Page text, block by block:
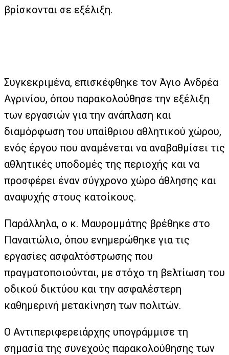
βρίσκονται σε εξέλιξη.
Συγκεκριμένα, επισκέφθηκε τον Άγιο Ανδρέα
Αγρινίου, όπου παρακολούθησε την εξέλιξη
των εργασιών για την ανάπλαση και
διαμόρφωση του υπαίθριου αθλητικού χώρου,
ενός έργου που αναμένεται να αναβαθμίσει τις
αθλητικές υποδομές της περιοχής και να
προσφέρει έναν σύγχρονο χώρο άθλησης και
αναψυχής στους κατοίκους.
Παράλληλα, ο κ. Μαυρομμάτης βρέθηκε στο
Παναιτώλιο, όπου ενημερώθηκε για τις
εργασίες ασφαλτόστρωσης που
πραγματοποιούνται, με στόχο τη βελτίωση του
οδικού δικτύου και την ασφαλέστερη
καθημερινή μετακίνηση των πολιτών.
Ο Αντιπεριφερειάρχης υπογράμμισε τη
σημασία της συνεχούς παρακολούθησης των